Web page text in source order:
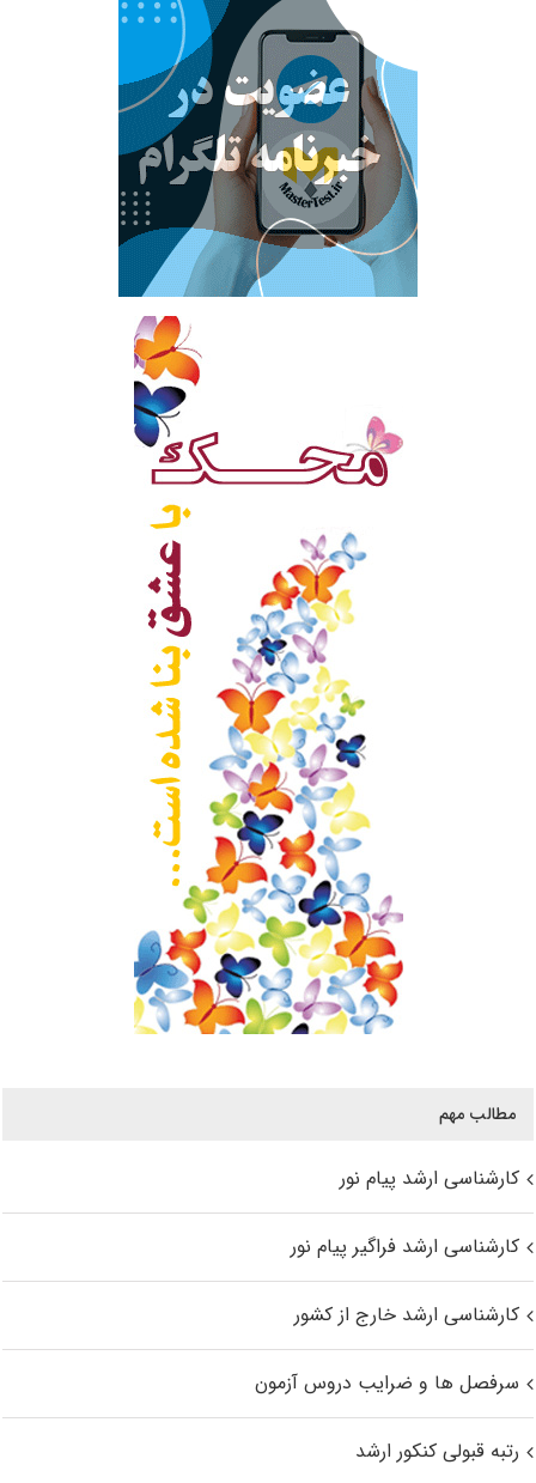
مطالب مهم
کارشناسی ارشد پیام نور
کارشناسی ارشد فراگیر پیام نور
کارشناسی ارشد خارج از کشور
سرفصل ها و ضرایب دروس آزمون
رتبه قبولی کنکور ارشد